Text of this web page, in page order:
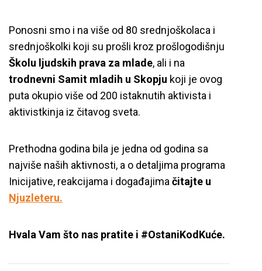
Ponosni smo i na više od 80 srednjoškolaca i
srednjoškolki koji su prošli kroz prošlogodišnju
Školu ljudskih prava za mlade, ali i na
trodnevni Samit mladih u Skopju koji je ovog
puta okupio više od 200 istaknutih aktivista i
aktivistkinja iz čitavog sveta.
Prethodna godina bila je jedna od godina sa
najviše naših aktivnosti, a o detaljima programa
Inicijative, reakcijama i događajima čitajte u
Njuzleteru.
Hvala Vam što nas pratite i #OstaniKodKuće.